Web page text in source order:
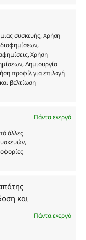
συσκευής, Χρήση
Χρήση
Δημιουργία
προφίλ για επιλογή
βελτίωση
Πάντα ενεργό
άλλες
και
Πάντα ενεργό
mousse Powder Touchμε
πουδρας Ισχυρη
την
στο δερμα 200ml